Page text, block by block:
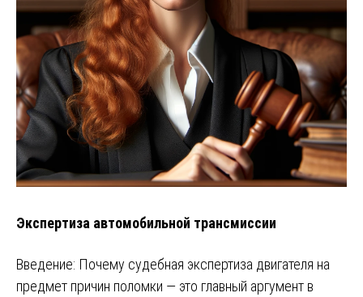
Экспертиза автомобильной трансмиссии
Введение: Почему судебная экспертиза двигателя на
предмет причин поломки — это главный аргумент в